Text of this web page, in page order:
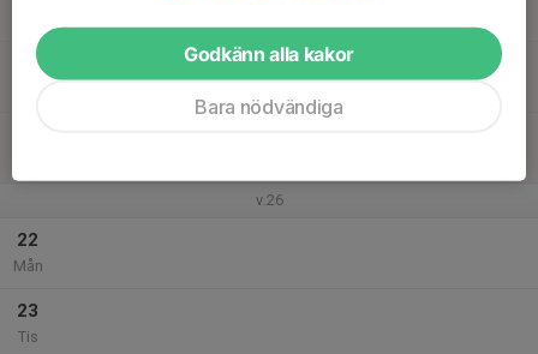
20
v.26
22
Mån
23
Tis
Godkänn alla kakor
Bara nödvändiga